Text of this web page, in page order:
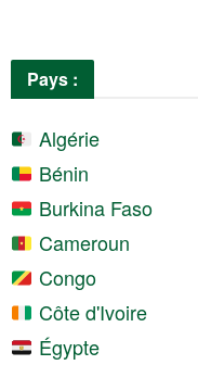
Pays :
Algérie
Bénin
Burkina Faso
Cameroun
Congo
Côte d'Ivoire
Égypte